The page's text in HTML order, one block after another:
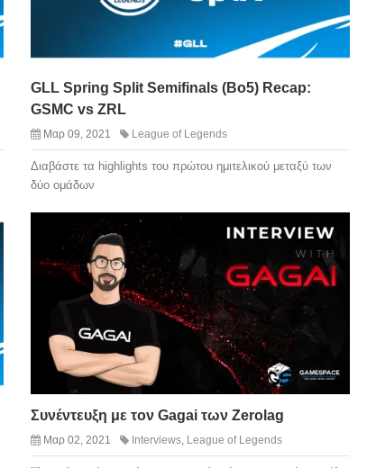
GLL Spring Split Semifinals (Bo5) Recap:
GSMC vs ZRL
Μαρ 09, 2021 League of Legends
Διαβάστε τα highlights του πρώτου ημιτελικού μεταξύ των
δύο ομάδων
Συνέντευξη με τον Gagai των Zerolag
Μαρ 02, 2021 Interviews, League of Legends